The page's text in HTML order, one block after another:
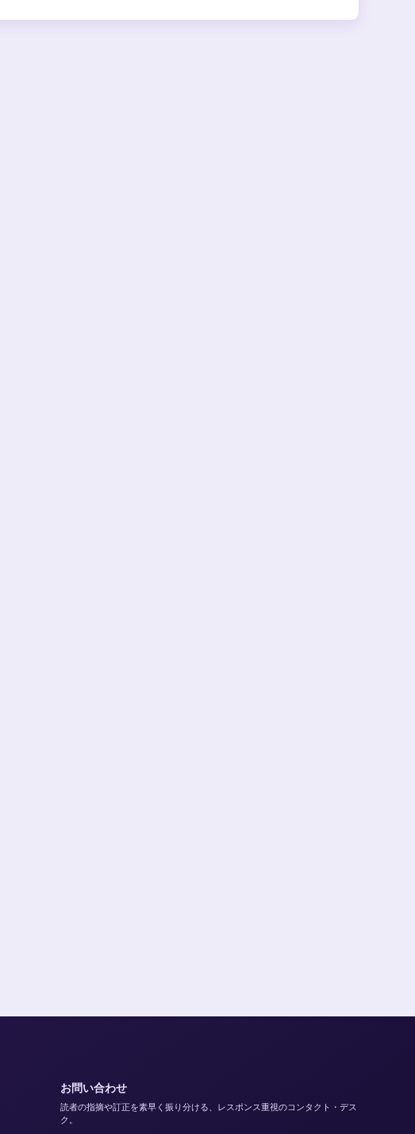
お問い合わせ
読者の指摘や訂正を素早く振り分ける、レスポンス重視のコンタクト・デス
ク。